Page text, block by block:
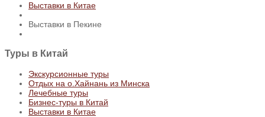
Выставки в Китае
Выставки в Пекине
Туры в Китай
Экскурсионные туры
Отдых на о.Хайнань из Минска
Лечебные туры
Бизнес-туры в Китай
Выставки в Китае